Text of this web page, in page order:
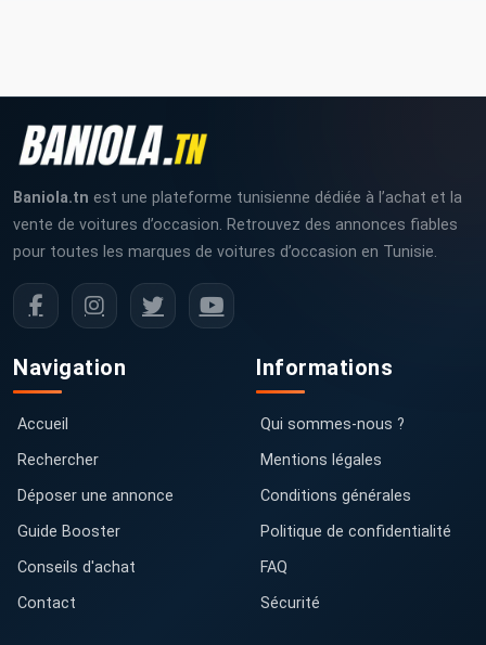
Baniola.tn est une plateforme tunisienne dédiée à l’achat et la
vente de voitures d’occasion. Retrouvez des annonces fiables
pour toutes les marques de voitures d’occasion en Tunisie.
Navigation
Accueil
Rechercher
Déposer une annonce
Guide Booster
Conseils d'achat
Contact
Informations
Qui sommes-nous ?
Mentions légales
Conditions générales
Politique de confidentialité
FAQ
Sécurité